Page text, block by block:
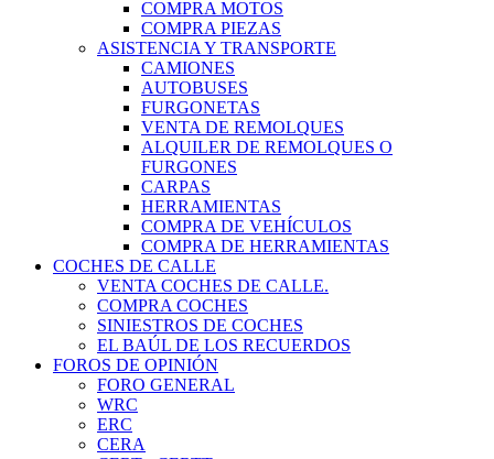
COMPRA MOTOS
COMPRA PIEZAS
ASISTENCIA Y TRANSPORTE
CAMIONES
AUTOBUSES
FURGONETAS
VENTA DE REMOLQUES
ALQUILER DE REMOLQUES O
FURGONES
CARPAS
HERRAMIENTAS
COMPRA DE VEHÍCULOS
COMPRA DE HERRAMIENTAS
COCHES DE CALLE
VENTA COCHES DE CALLE.
COMPRA COCHES
SINIESTROS DE COCHES
EL BAÚL DE LOS RECUERDOS
FOROS DE OPINIÓN
FORO GENERAL
WRC
ERC
CERA